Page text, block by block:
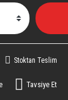
Stoktan Teslim
Tavsiye Et